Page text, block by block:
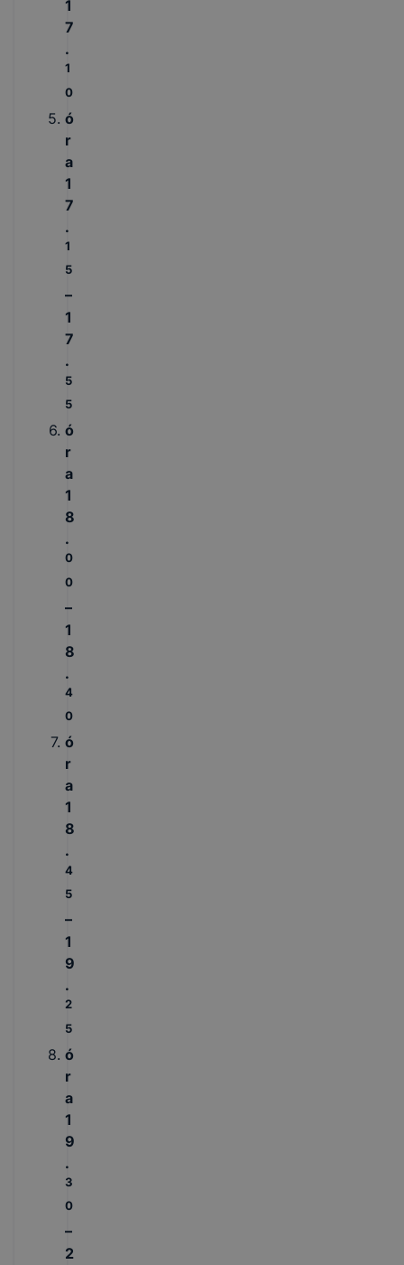
1
7
.
1
0
ó
r
a
1
7
.
1
5
–
1
7
.
5
5
ó
r
a
1
8
.
0
0
–
1
8
.
4
0
ó
r
a
1
8
.
4
5
–
1
9
.
2
5
ó
r
a
1
9
.
3
0
–
2